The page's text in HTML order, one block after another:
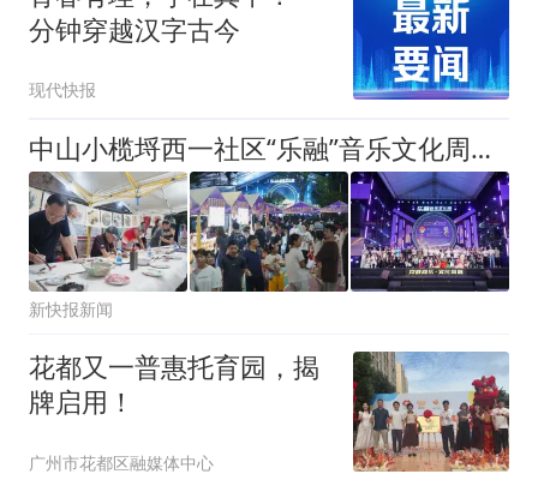
分钟穿越汉字古今
现代快报
中山小榄埒西一社区“乐融”音乐文化周收官，文化赋能绘就和美社区新图景
新快报新闻
花都又一普惠托育园，揭
牌启用！
广州市花都区融媒体中心